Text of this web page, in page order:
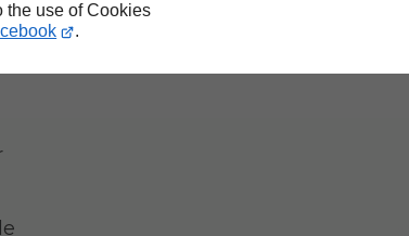
the use of Cookies
.